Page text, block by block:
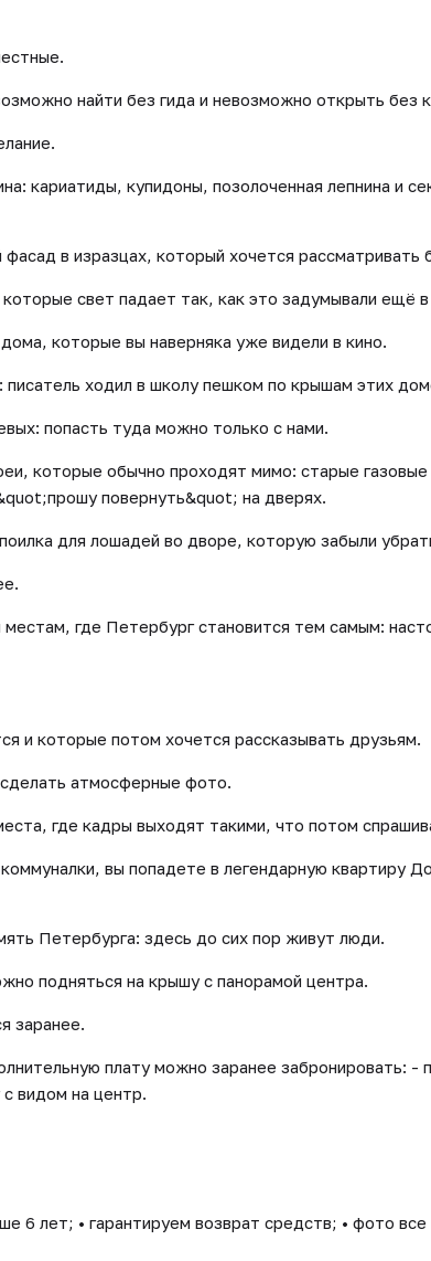
найти без гида и невозможно открыть без
кариатиды, купидоны, позолоченная лепнина и
в изразцах, который хочется рассматривать
свет падает так, как это задумывали ещё
которые вы наверняка уже видели в кино.
ходил в школу пешком по крышам этих
попасть туда можно только с нами.
которые обычно проходят мимо: старые
повернуть&quot; на дверях.
для лошадей во дворе, которую забыли
местам, где Петербург становится тем самым:
и которые потом хочется рассказывать друзьям.
атмосферные фото.
где кадры выходят такими, что потом
вы попадете в легендарную квартиру
Петербурга: здесь до сих пор живут люди.
подняться на крышу с панорамой центра.
заранее.
плату можно заранее забронировать: -
видом на центр.
6 лет; • гарантируем возврат средств; • фото все